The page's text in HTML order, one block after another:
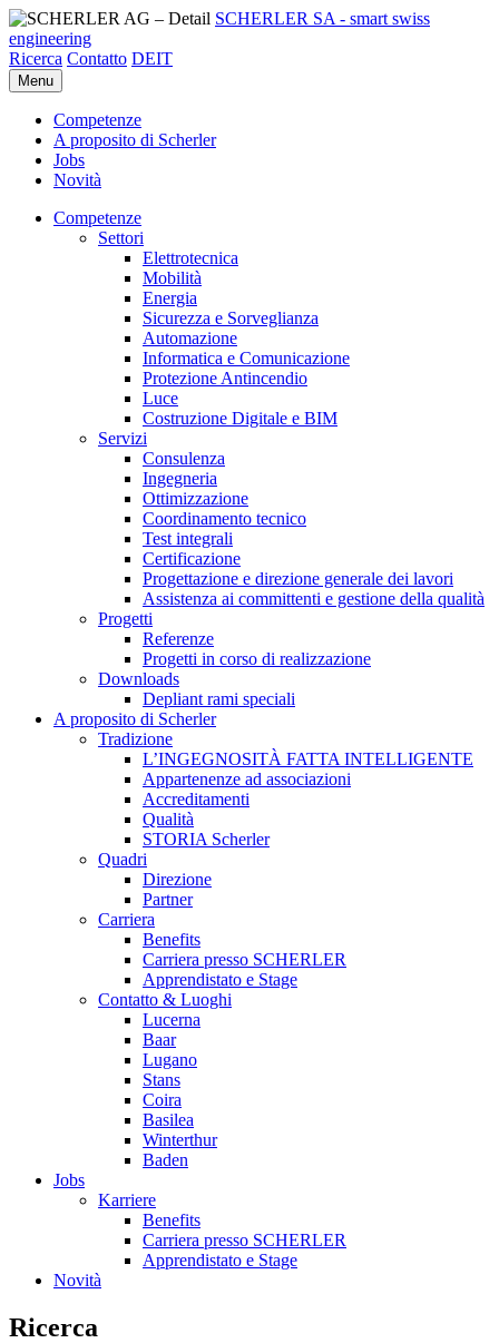
SCHERLER SA - smart swiss
engineering
Ricerca Contatto DEIT
Menu
Competenze
A proposito di Scherler
Jobs
Novità
Competenze
Settori
Elettrotecnica
Mobilità
Energia
Sicurezza e Sorveglianza
Automazione
Informatica e Comunicazione
Protezione Antincendio
Luce
Costruzione Digitale e BIM
Servizi
Consulenza
Ingegneria
Ottimizzazione
Coordinamento tecnico
Test integrali
Certificazione
Progettazione e direzione generale dei lavori
Assistenza ai committenti e gestione della qualità
Progetti
Referenze
Progetti in corso di realizzazione
Downloads
Depliant rami speciali
A proposito di Scherler
Tradizione
L’INGEGNOSITÀ FATTA INTELLIGENTE
Appartenenze ad associazioni
Accreditamenti
Qualità
STORIA Scherler
Quadri
Direzione
Partner
Carriera
Benefits
Carriera presso SCHERLER
Apprendistato e Stage
Contatto & Luoghi
Lucerna
Baar
Lugano
Stans
Coira
Basilea
Winterthur
Baden
Jobs
Karriere
Benefits
Carriera presso SCHERLER
Apprendistato e Stage
Novità
Ricerca